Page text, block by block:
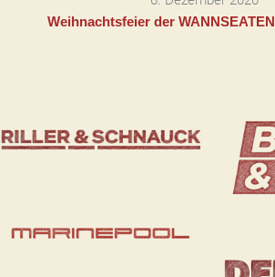
Weihnachtsfeier der WANNSEATEN